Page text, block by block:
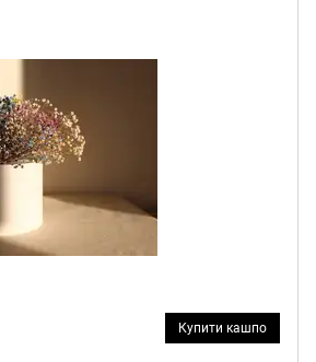
Купити кашпо